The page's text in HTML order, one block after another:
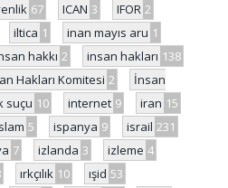
67 ICAN 3 IFOR 2
iltica 1 inan mayıs aru 1
hakkı 2 insan hakları 138
Hakları Komitesi 2
İnsan
suçu 10 internet 9 iran 15
5 ispanya 9 israil 231
7 izlanda 3 izleme 4
ırkçılık 10 ışid 53